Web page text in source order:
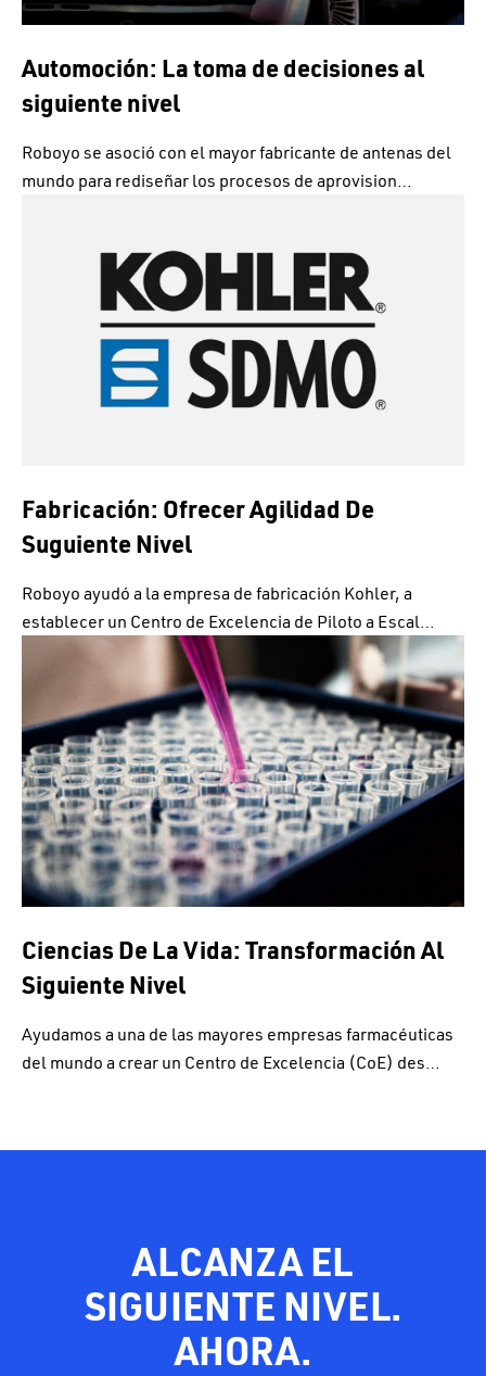
Automoción: La toma de decisiones al
siguiente nivel
Roboyo se asoció con el mayor fabricante de antenas del
mundo para rediseñar los procesos de aprovision…
Fabricación: Ofrecer Agilidad De
Suguiente Nivel
Roboyo ayudó a la empresa de fabricación Kohler, a
establecer un Centro de Excelencia de Piloto a Escal…
Ciencias De La Vida: Transformación Al
Siguiente Nivel
Ayudamos a una de las mayores empresas farmacéuticas
del mundo a crear un Centro de Excelencia (CoE) des…
ALCANZA EL
SIGUIENTE NIVEL.
AHORA.